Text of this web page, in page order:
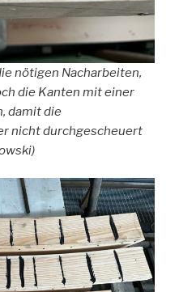
nötigen Nacharbeiten,
die Kanten mit einer
damit die
nicht durchgescheuert